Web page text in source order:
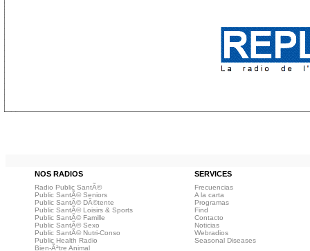
NOS RADIOS SERVICES
Radio Public SantÃ©
Public SantÃ© Seniors
Public SantÃ© DÃ©tente
Public SantÃ© Loisirs & Sports
Public SantÃ© Famille
Public SantÃ© Sexo
Public SantÃ© Nutri-Conso
Public Health Radio
Bien-Ãªtre Animal
Frecuencias
A la carta
Programas
Find
Contacto
Noticias
Webradios
Seasonal Diseases